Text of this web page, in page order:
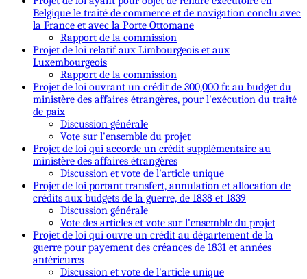
Belgique le traité de commerce et de navigation conclu avec
la France et avec la Porte Ottomane
Rapport de la commission
Projet de loi relatif aux Limbourgeois et aux
Luxembourgeois
Rapport de la commission
Projet de loi ouvrant un crédit de 300,000 fr. au budget du
ministère des affaires étrangères, pour l'exécution du traité
de paix
Discussion générale
Vote sur l'ensemble du projet
Projet de loi qui accorde un crédit supplémentaire au
ministère des affaires étrangères
Discussion et vote de l'article unique
Projet de loi portant transfert, annulation et allocation de
crédits aux budgets de la guerre, de 1838 et 1839
Discussion générale
Vote des articles et vote sur l'ensemble du projet
Projet de loi qui ouvre un crédit au département de la
guerre pour payement des créances de 1831 et années
antérieures
Discussion et vote de l'article unique